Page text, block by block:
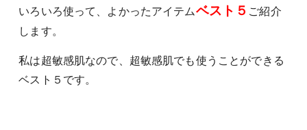
いろいろ使って、よかったアイテムベスト５ ご紹介
します。
私は超敏感肌なので、超敏感肌でも使うことができる
ベスト５です。